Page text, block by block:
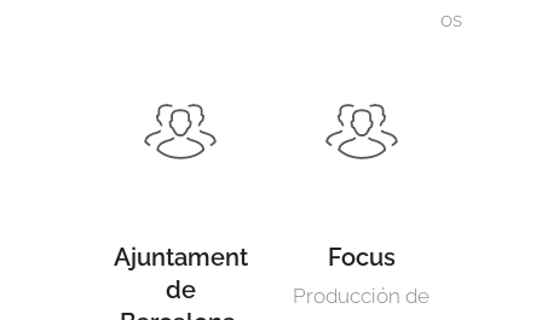
os
Ajuntament
de
Focus
Producción de